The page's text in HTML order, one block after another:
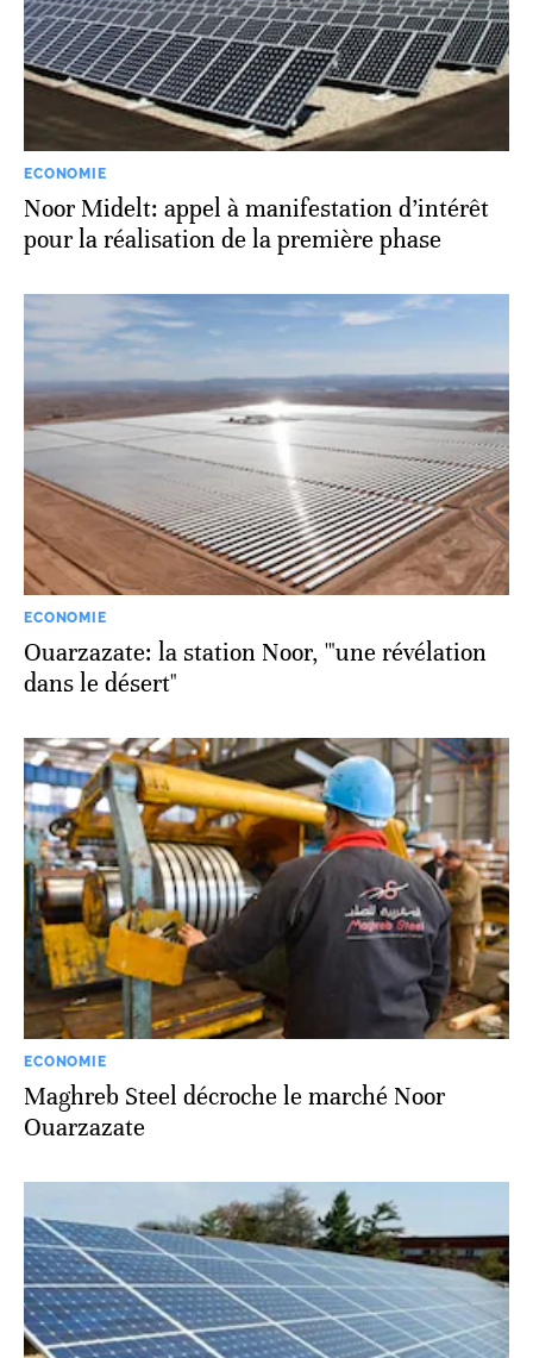
ECONOMIE
Noor Midelt: appel à manifestation d’intérêt
pour la réalisation de la première phase
ECONOMIE
Ouarzazate: la station Noor, '"une révélation
dans le désert"
ECONOMIE
Maghreb Steel décroche le marché Noor
Ouarzazate